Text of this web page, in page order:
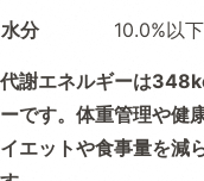
水分 10.0%以下
代謝エネルギーは
ーです。体重管理や健
イエットや食事量を減